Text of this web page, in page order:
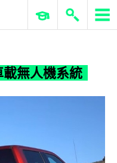
載無人機系統
ERP 與商業 AI
無人機系統